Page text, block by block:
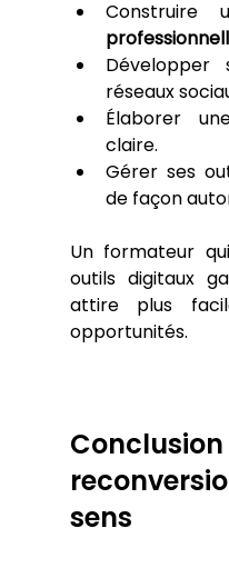
Construire
réseaux
Élaborer
claire.
Gérer ses
de façon
Un formateur
outils digitaux
attire plus
opportunités.
sens